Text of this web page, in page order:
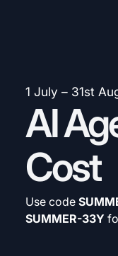
1 July – 31st
AI
Cost
Use code
SUMMER-33Y